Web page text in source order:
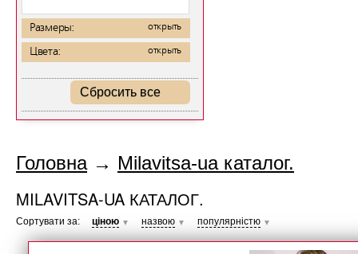
Размеры: открыть
Цвета: открыть
Сбросить все
Головна→ Milavitsa-ua каталог.
MILAVITSA-UA КАТАЛОГ.
Сортувати за: ціною ▼ назвою ▼ популярністю ▼